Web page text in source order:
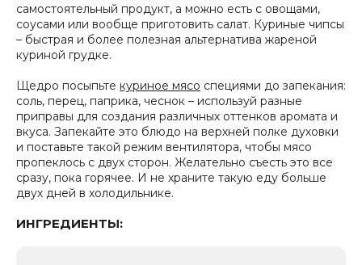
самостоятельный продукт, а можно есть с овощами,
соусами или вообще приготовить салат. Куриные чипсы
– быстрая и более полезная альтернатива жареной
куриной грудке.
Щедро посыпьте куриное мясо специями до запекания:
соль, перец, паприка, чеснок – используй разные
приправы для создания различных оттенков аромата и
вкуса. Запекайте это блюдо на верхней полке духовки
и поставьте такой режим вентилятора, чтобы мясо
пропеклось с двух сторон. Желательно съесть это все
сразу, пока горячее. И не храните такую еду больше
двух дней в холодильнике.
ИНГРЕДИЕНТЫ: